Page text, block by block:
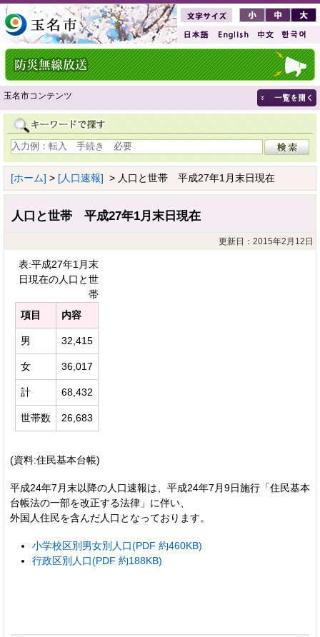
玉名市コンテンツ
[ホーム] > [人口速報] > 人口と世帯 平成27年1月末日現在
人口と世帯 平成27年1月末日現在
更新日：2015年2月12日
表:平成27年1月末
日現在の人口と世
帯
項目
内容
男 32,415
女 36,017
計 68,432
世帯数 26,683
(資料:住民基本台帳)
平成24年7月末以降の人口速報は、平成24年7月9日施行「住民基本
台帳法の一部を改正する法律」に伴い、
外国人住民を含んだ人口となっております。
小学校区別男女別人口(PDF 約460KB)
行政区別人口(PDF 約188KB)